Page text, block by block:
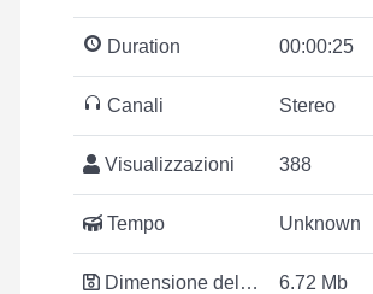
Duration 00:00:25
Canali Stereo
Visualizzazioni 388
Tempo Unknown
Dimensione del file 6.72 Mb